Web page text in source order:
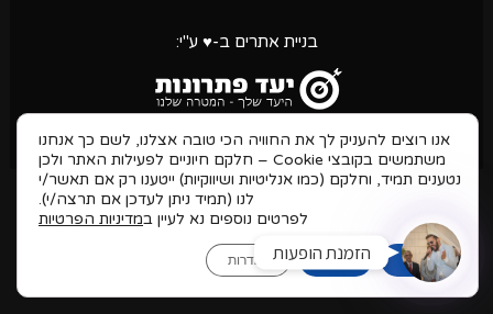
בניית אתרים ב-♥ ע"י:
אנו רוצים להעניק לך את החוויה הכי טובה אצלנו, לשם כך אנחנו
משתמשים בקובצי Cookie – חלקם חיוניים לפעילות האתר ולכן
נטענים תמיד, וחלקם (כמו אנליטיות ושיווקיות) ייטענו רק אם תאשר/י
לנו (תמיד ניתן לעדכן אם תרצה/י).
לפרטים נוספים נא לעיין במדיניות הפרטיות
אישור דחיה הגדרות הזמנת הופעות